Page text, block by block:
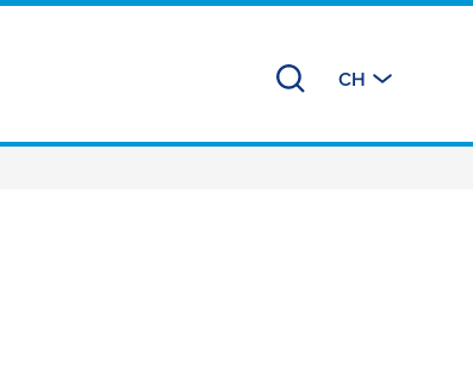
CH